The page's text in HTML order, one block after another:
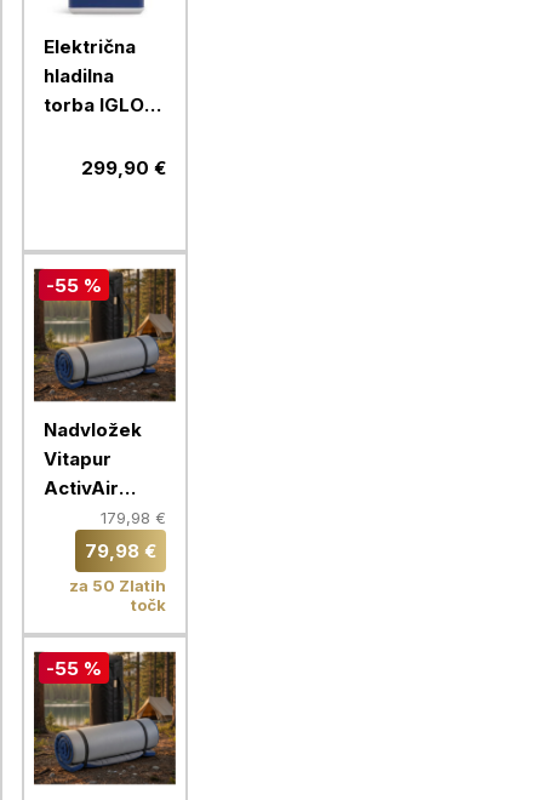
Električna
hladilna
torba IGLOO
Hybrid299,90 €
-55 %
Nadvložek
Vitapur
ActivAir
140X200 cm
179,98 €
79,98 €
za 50 Zlatih
točk
-55 %